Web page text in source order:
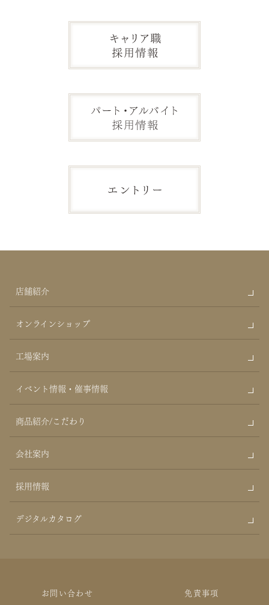
店舗紹介
オンラインショップ
工場案内
イベント情報・催事情報
商品紹介/こだわり
会社案内
採用情報
デジタルカタログ
お問い合わせ
免責事項